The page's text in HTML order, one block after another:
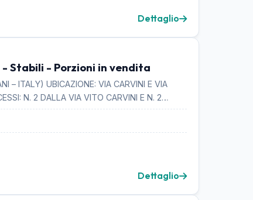
Dettaglio
Stabili - Porzioni in vendita
– ITALY) UBICAZIONE: VIA CARVINI E VIA
N. 2 DALLA VIA VITO CARVINI E N. 2
Dettaglio